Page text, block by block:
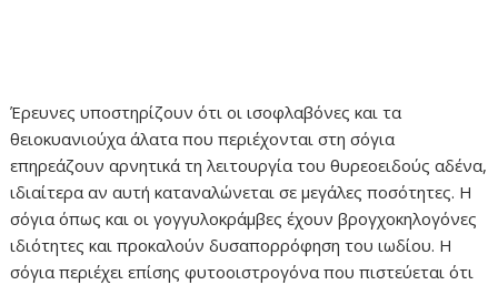
Έρευνες υποστηρίζουν ότι οι ισοφλαβόνες και τα
θειοκυανιούχα άλατα που περιέχονται στη σόγια
επηρεάζουν αρνητικά τη λειτουργία του θυρεοειδούς αδένα,
ιδιαίτερα αν αυτή καταναλώνεται σε μεγάλες ποσότητες. Η
σόγια όπως και οι γογγυλοκράμβες έχουν βρογχοκηλογόνες
ιδιότητες και προκαλούν δυσαπορρόφηση του ιωδίου. Η
σόγια περιέχει επίσης φυτοοιστρογόνα που πιστεύεται ότι